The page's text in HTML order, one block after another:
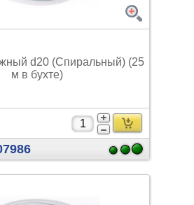
d20 (Спиральный) (25
м в бухте)